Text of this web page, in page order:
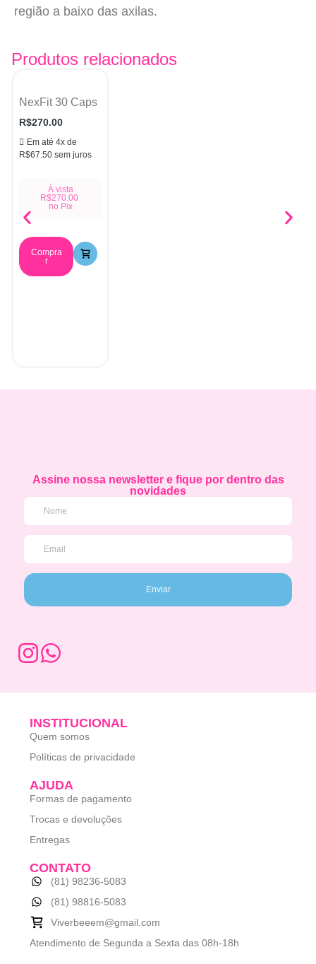
região a baixo das axilas.
Produtos relacionados
NexFit 30 Caps
R$270.00
Em até 4x de
R$67.50 sem juros
À vista
R$270.00
no Pix
Compra
r
Assine nossa newsletter e fique por dentro das
novidades
Enviar
INSTITUCIONAL
Quem somos
Políticas de privacidade
AJUDA
Formas de pagamento
Trocas e devoluções
Entregas
CONTATO
(81) 98236-5083
(81) 98816-5083
Viverbeeem@gmail.com
Atendimento de Segunda a Sexta das 08h-18h